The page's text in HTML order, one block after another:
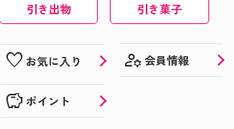
引き出物 引き菓子
favorite お気に入り manage_accounts 会員情報
savings ポイント